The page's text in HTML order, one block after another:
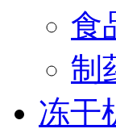
食
制
冻干